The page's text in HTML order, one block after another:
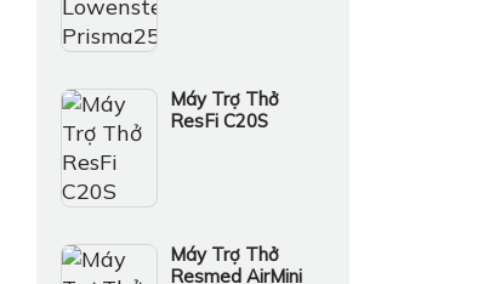
Máy Trợ Thở
ResFi C20S
Máy Trợ Thở
Resmed AirMini